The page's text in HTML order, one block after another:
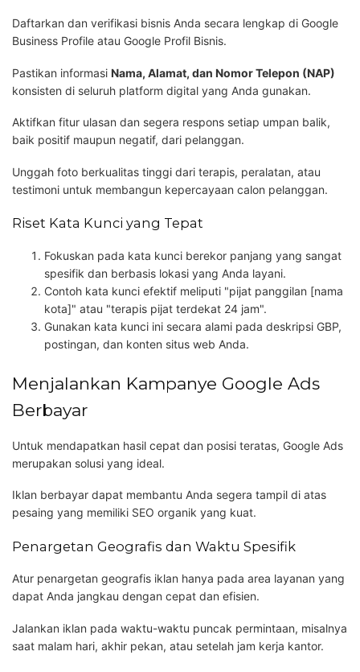
Daftarkan dan verifikasi bisnis Anda secara lengkap di Google
Business Profile atau Google Profil Bisnis.
Pastikan informasi Nama, Alamat, dan Nomor Telepon (NAP)
konsisten di seluruh platform digital yang Anda gunakan.
Aktifkan fitur ulasan dan segera respons setiap umpan balik,
baik positif maupun negatif, dari pelanggan.
Unggah foto berkualitas tinggi dari terapis, peralatan, atau
testimoni untuk membangun kepercayaan calon pelanggan.
Riset Kata Kunci yang Tepat
Fokuskan pada kata kunci berekor panjang yang sangat
spesifik dan berbasis lokasi yang Anda layani.
Contoh kata kunci efektif meliputi "pijat panggilan [nama
kota]" atau "terapis pijat terdekat 24 jam".
Gunakan kata kunci ini secara alami pada deskripsi GBP,
postingan, dan konten situs web Anda.
Menjalankan Kampanye Google Ads
Berbayar
Untuk mendapatkan hasil cepat dan posisi teratas, Google Ads
merupakan solusi yang ideal.
Iklan berbayar dapat membantu Anda segera tampil di atas
pesaing yang memiliki SEO organik yang kuat.
Penargetan Geografis dan Waktu Spesifik
Atur penargetan geografis iklan hanya pada area layanan yang
dapat Anda jangkau dengan cepat dan efisien.
Jalankan iklan pada waktu-waktu puncak permintaan, misalnya
saat malam hari, akhir pekan, atau setelah jam kerja kantor.